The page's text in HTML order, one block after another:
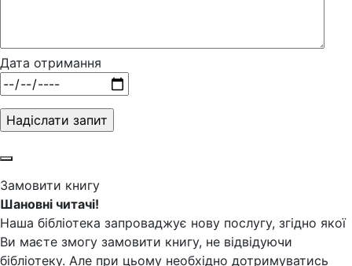
Дата отримання
Замовити книгу
Шановні читачі!
Наша бібліотека запроваджує нову послугу, згідно якої
Ви маєте змогу замовити книгу, не відвідуючи
бібліотеку. Але при цьому необхідно дотримуватись